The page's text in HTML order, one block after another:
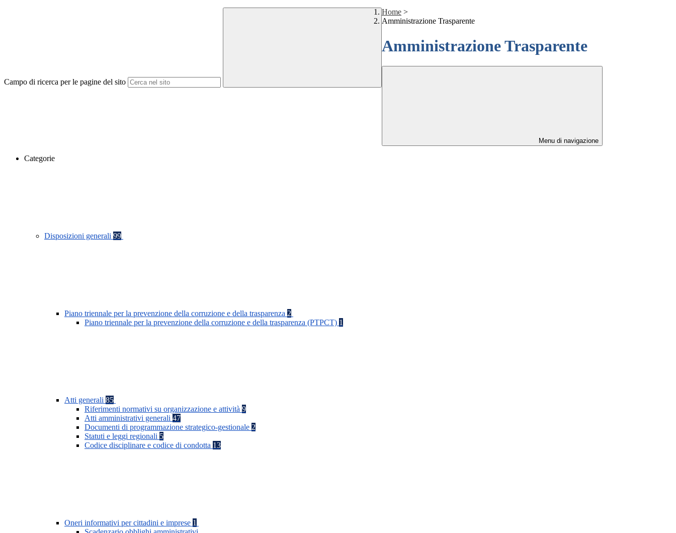
Campo di ricerca per le pagine del sito
Home >
Amministrazione Trasparente
Amministrazione Trasparente
Menu di navigazione
Categorie
Disposizioni generali 99
Piano triennale per la prevenzione della corruzione e della trasparenza 2
Piano triennale per la prevenzione della corruzione e della trasparenza (PTPCT) 1
Atti generali 85
Riferimenti normativi su organizzazione e attività 9
Atti amministrativi generali 47
Documenti di programmazione strategico-gestionale 2
Statuti e leggi regionali 5
Codice disciplinare e codice di condotta 13
Oneri informativi per cittadini e imprese 1